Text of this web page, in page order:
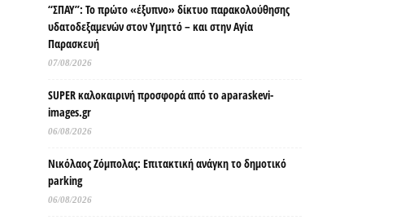
“ΣΠΑΥ”: Το πρώτο «έξυπνο» δίκτυο παρακολούθησης
υδατοδεξαμενών στον Υμηττό – και στην Αγία
Παρασκευή
07/08/2026
SUPER καλοκαιρινή προσφορά από το aparaskevi-
images.gr
06/08/2026
Νικόλαος Ζόμπολας: Επιτακτική ανάγκη το δημοτικό
parking
06/08/2026